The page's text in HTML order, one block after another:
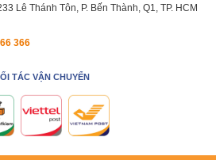
Lê Thánh Tôn, P. Bến Thành, Q1, TP. HCM
366
TÁC VẬN CHUYỂN